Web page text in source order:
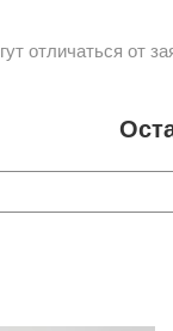
отличаться от